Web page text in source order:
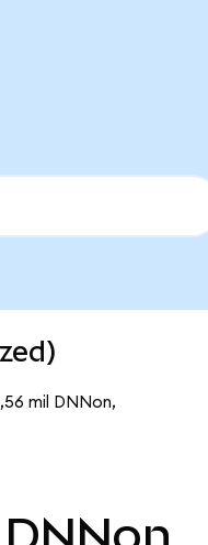
mil DNNon,